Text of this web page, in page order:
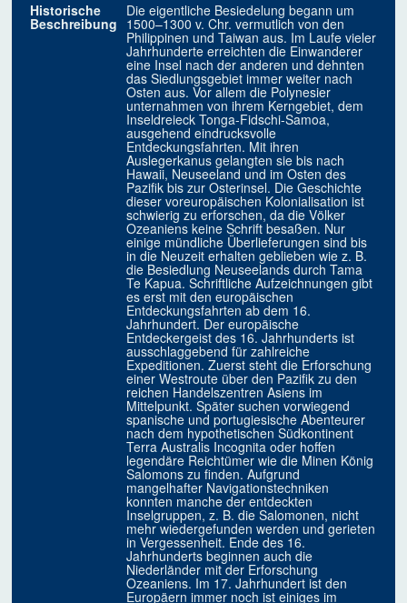
Historische
Beschreibung
Die eigentliche Besiedelung begann um
1500–1300 v. Chr. vermutlich von den
Philippinen und Taiwan aus. Im Laufe vieler
Jahrhunderte erreichten die Einwanderer
eine Insel nach der anderen und dehnten
das Siedlungsgebiet immer weiter nach
Osten aus. Vor allem die Polynesier
unternahmen von ihrem Kerngebiet, dem
Inseldreieck Tonga-Fidschi-Samoa,
ausgehend eindrucksvolle
Entdeckungsfahrten. Mit ihren
Auslegerkanus gelangten sie bis nach
Hawaii, Neuseeland und im Osten des
Pazifik bis zur Osterinsel. Die Geschichte
dieser voreuropäischen Kolonialisation ist
schwierig zu erforschen, da die Völker
Ozeaniens keine Schrift besaßen. Nur
einige mündliche Überlieferungen sind bis
in die Neuzeit erhalten geblieben wie z. B.
die Besiedlung Neuseelands durch Tama
Te Kapua. Schriftliche Aufzeichnungen gibt
es erst mit den europäischen
Entdeckungsfahrten ab dem 16.
Jahrhundert. Der europäische
Entdeckergeist des 16. Jahrhunderts ist
ausschlaggebend für zahlreiche
Expeditionen. Zuerst steht die Erforschung
einer Westroute über den Pazifik zu den
reichen Handelszentren Asiens im
Mittelpunkt. Später suchen vorwiegend
spanische und portugiesische Abenteurer
nach dem hypothetischen Südkontinent
Terra Australis Incognita oder hoffen
legendäre Reichtümer wie die Minen König
Salomons zu finden. Aufgrund
mangelhafter Navigationstechniken
konnten manche der entdeckten
Inselgruppen, z. B. die Salomonen, nicht
mehr wiedergefunden werden und gerieten
in Vergessenheit. Ende des 16.
Jahrhunderts beginnen auch die
Niederländer mit der Erforschung
Ozeaniens. Im 17. Jahrhundert ist den
Europäern immer noch ist einiges im